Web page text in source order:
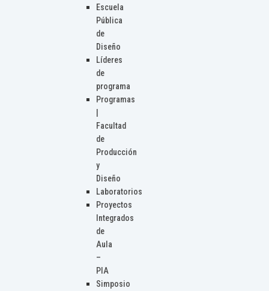
Escuela
Pública
de
Diseño
Líderes
de
programa
Programas
Facultad
de
Producción
y
Diseño
Laboratorios
Proyectos
Integrados
de
Aula
–
PIA
Simposio